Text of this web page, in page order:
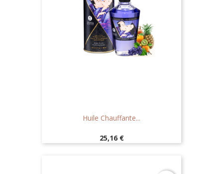
Huile Chauffante...
Prix
25,16 €